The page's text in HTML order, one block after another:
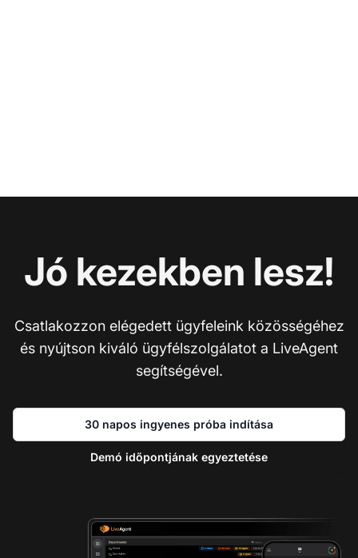
Jó kezekben lesz!
Csatlakozzon elégedett ügyfeleink közösségéhez
és nyújtson kiváló ügyfélszolgálatot a LiveAgent
segítségével.
30 napos ingyenes próba indítása
Demó időpontjának egyeztetése